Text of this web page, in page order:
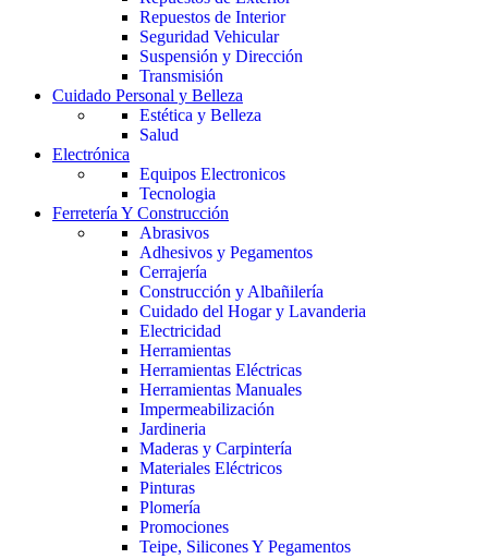
Repuestos de Interior
Seguridad Vehicular
Suspensión y Dirección
Transmisión
Cuidado Personal y Belleza
Estética y Belleza
Salud
Electrónica
Equipos Electronicos
Tecnologia
Ferretería Y Construcción
Abrasivos
Adhesivos y Pegamentos
Cerrajería
Construcción y Albañilería
Cuidado del Hogar y Lavanderia
Electricidad
Herramientas
Herramientas Eléctricas
Herramientas Manuales
Impermeabilización
Jardineria
Maderas y Carpintería
Materiales Eléctricos
Pinturas
Plomería
Promociones
Teipe, Silicones Y Pegamentos